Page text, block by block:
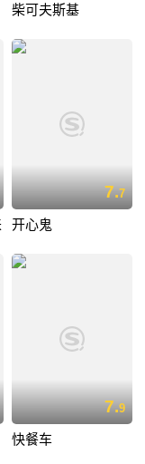
柴可夫斯基
7.7
开心鬼
7.9
快餐车